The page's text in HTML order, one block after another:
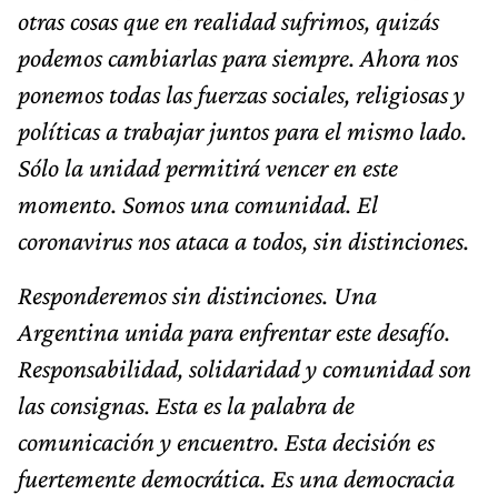
otras cosas que en realidad sufrimos, quizás
podemos cambiarlas para siempre. Ahora nos
ponemos todas las fuerzas sociales, religiosas y
políticas a trabajar juntos para el mismo lado.
Sólo la unidad permitirá vencer en este
momento. Somos una comunidad. El
coronavirus nos ataca a todos, sin distinciones.
Responderemos sin distinciones. Una
Argentina unida para enfrentar este desafío.
Responsabilidad, solidaridad y comunidad son
las consignas. Esta es la palabra de
comunicación y encuentro. Esta decisión es
fuertemente democrática. Es una democracia